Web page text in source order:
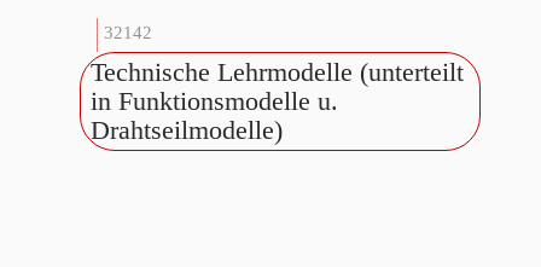
32142
Technische Lehrmodelle (unterteilt
in Funktionsmodelle u.
Drahtseilmodelle)